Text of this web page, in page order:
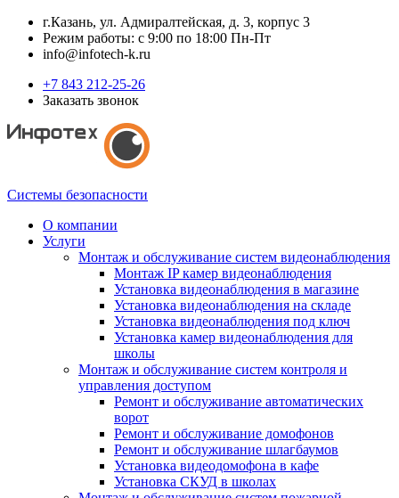
г.Казань, ул. Адмиралтейская, д. 3, корпус 3
Режим работы: с 9:00 по 18:00 Пн-Пт
info@infotech-k.ru
+7 843 212-25-26
Заказать звонок
Системы безопасности
О компании
Услуги
Монтаж и обслуживание систем видеонаблюдения
Монтаж IP камер видеонаблюдения
Установка видеонаблюдения в магазине
Установка видеонаблюдения на складе
Установка видеонаблюдения под ключ
Установка камер видеонаблюдения для
школы
Монтаж и обслуживание систем контроля и
управления доступом
Ремонт и обслуживание автоматических
ворот
Ремонт и обслуживание домофонов
Ремонт и обслуживание шлагбаумов
Установка видеодомофона в кафе
Установка СКУД в школах